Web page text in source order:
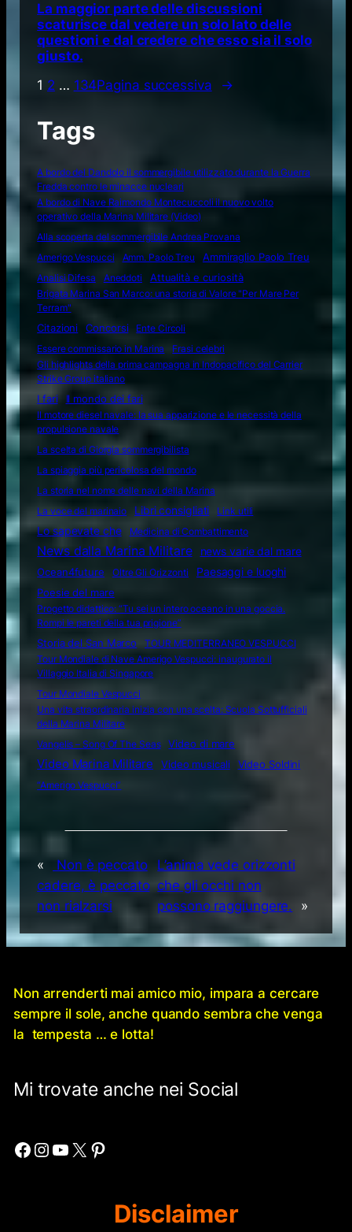
La maggior parte delle discussioni
scaturisce dal vedere un solo lato delle
questioni e dal credere che esso sia il solo
giusto.
1 2 … 134Pagina successiva →
Tags
A bordo del Dandolo il sommergibile utilizzato durante la Guerra
Fredda contro le minacce nucleari
A bordo di Nave Raimondo Montecuccoli il nuovo volto
operativo della Marina Militare (Video)
Alla scoperta del sommergibile Andrea Provana
Amerigo Vespucci
Amm. Paolo Treu
Ammiraglio Paolo Treu
Analisi Difesa
Aneddoti Attualità e curiosità
Brigata Marina San Marco: una storia di Valore "Per Mare Per
Terram"
Citazioni
Concorsi
Ente Circoli
Essere commissario in Marina
Frasi celebri
Gli highlights della prima campagna in Indopacifico del Carrier
Strike Group italiano
I fari
Il mondo dei fari
Il motore diesel navale: la sua apparizione e le necessità della
propulsione navale
La scelta di Giorgia sommergibilista
La spiaggia più pericolosa del mondo
La storia nel nome delle navi della Marina
La voce del marinaio
Libri consigliati Link utili
Lo sapevate che Medicina di Combattimento
News dalla Marina Militare
news varie dal mare
Ocean4future
Oltre Gli Orizzonti
Paesaggi e luoghi
Poesie del mare
Progetto didattico: “Tu sei un intero oceano in una goccia.
Rompi le pareti della tua prigione”
Storia del San Marco
TOUR MEDITERRANEO VESPUCCI
Tour Mondiale di Nave Amerigo Vespucci: inaugurato il
Villaggio Italia di Singapore
Tour Mondiale Vespucci
Una vita straordinaria inizia con una scelta: Scuola Sottufficiali
della Marina Militare
Vangelis – Song Of The Seas
Video di mare
Video Marina Militare Video musicali
Video Soldini
“Amerigo Vespucci”
«
Non è peccato
cadere, è peccato
non rialzarsi
L’anima vede orizzonti
che gli occhi non
possono raggiungere.
»
Non arrenderti mai amico mio, impara a cercare
sempre il sole, anche quando sembra che venga
la tempesta … e lotta!
Mi trovate anche nei Social
Facebook Instagram YouTube X Pinterest
Disclaimer